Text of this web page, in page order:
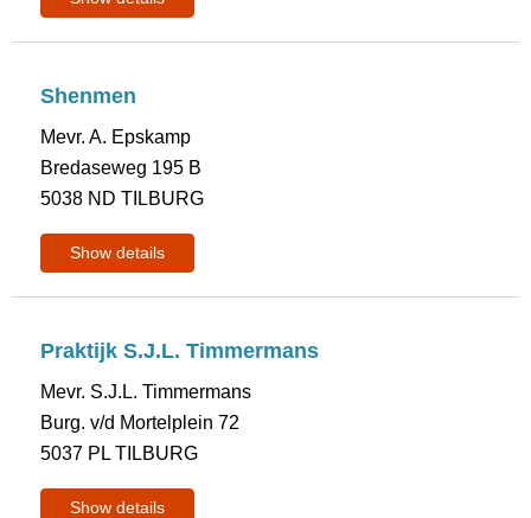
Shenmen
Mevr. A. Epskamp
Bredaseweg 195 B
5038 ND TILBURG
Show details
Praktijk S.J.L. Timmermans
Mevr. S.J.L. Timmermans
Burg. v/d Mortelplein 72
5037 PL TILBURG
Show details